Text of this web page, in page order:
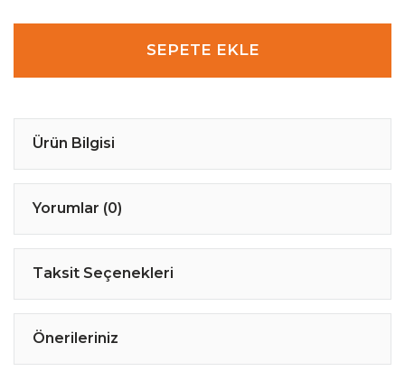
SEPETE EKLE
Ürün Bilgisi
Yorumlar (0)
Taksit Seçenekleri
Önerileriniz